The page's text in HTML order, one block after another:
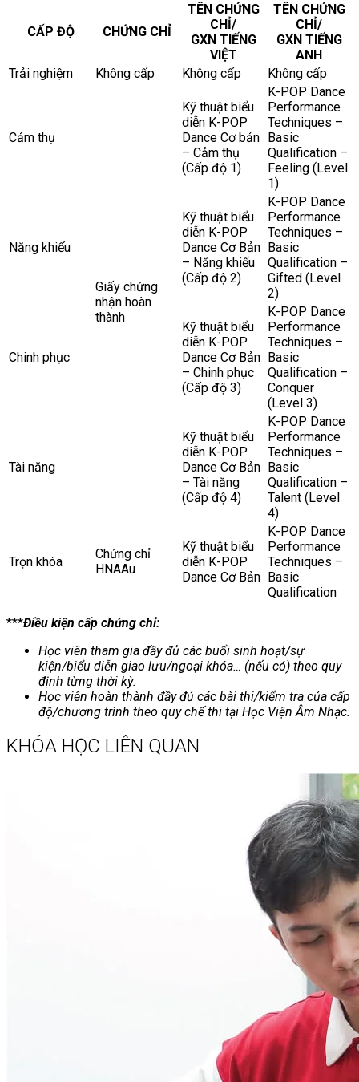
CẤP ĐỘ CHỨNG CHỈ
TÊN CHỨNG
CHỈ/
GXN TIẾNG
VIỆT
TÊN CHỨNG
CHỈ/
GXN TIẾNG
ANH
Trải nghiệm
Không cấp Không cấp Không cấp
Cảm thụ
Giấy chứng
nhận hoàn
thành
Kỹ thuật biểu
diễn K-POP
Dance Cơ bản
– Cảm thụ
(Cấp độ 1)
K-POP Dance
Performance
Techniques –
Basic
Qualification –
Feeling (Level
1)
Năng khiếu
Kỹ thuật biểu
diễn K-POP
Dance Cơ Bản
– Năng khiếu
(Cấp độ 2)
K-POP Dance
Performance
Techniques –
Basic
Qualification –
Gifted (Level
2)
Chinh phục
Kỹ thuật biểu
diễn K-POP
Dance Cơ Bản
– Chinh phục
(Cấp độ 3)
K-POP Dance
Performance
Techniques –
Basic
Qualification –
Conquer
(Level 3)
Tài năng
Kỹ thuật biểu
diễn K-POP
Dance Cơ Bản
– Tài năng
(Cấp độ 4)
K-POP Dance
Performance
Techniques –
Basic
Qualification –
Talent (Level
4)
Trọn khóa
Chứng chỉ
HNAAu
Kỹ thuật biểu
diễn K-POP
Dance Cơ Bản
K-POP Dance
Performance
Techniques –
Basic
Qualification
***Điều kiện cấp chứng chỉ:
Học viên tham gia đầy đủ các buổi sinh hoạt/sự
kiện/biểu diễn giao lưu/ngoại khóa… (nếu có) theo quy
định từng thời kỳ.
Học viên hoàn thành đầy đủ các bài thi/kiểm tra của cấp
độ/chương trình theo quy chế thi tại Học Viện Âm Nhạc.
KHÓA HỌC LIÊN QUAN